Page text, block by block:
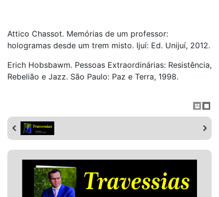
Attico Chassot. Memórias de um professor:
hologramas desde um trem misto. Ijuí: Ed. Unijuí, 2012.
Erich Hobsbawm. Pessoas Extraordinárias: Resistência,
Rebelião e Jazz. São Paulo: Paz e Terra, 1998.